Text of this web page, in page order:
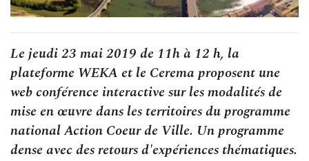
Le jeudi 23 mai 2019 de 11h à 12 h, la
plateforme WEKA et le Cerema proposent une
web conférence interactive sur les modalités de
mise en œuvre dans les territoires du programme
national Action Coeur de Ville. Un programme
dense avec des retours d'expériences thématiques.